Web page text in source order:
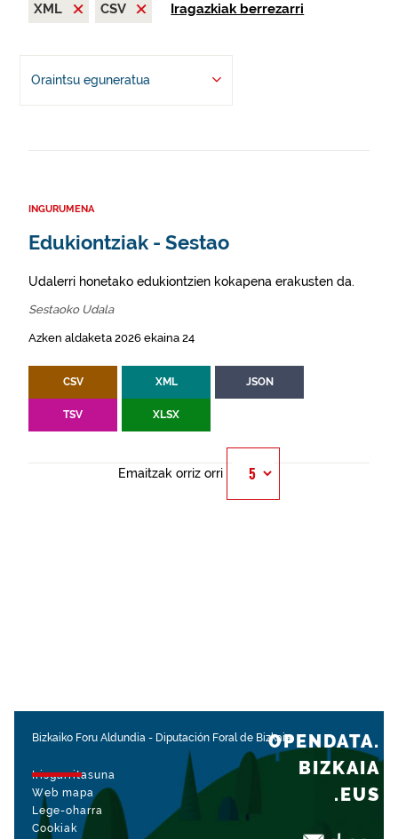
XML
CSV Iragazkiak berrezarri
Oraintsu eguneratua
INGURUMENA
Edukiontziak - Sestao
Udalerri honetako edukiontzien kokapena erakusten da.
Sestaoko Udala
Azken aldaketa 2026 ekaina 24
CSV XML JSON
TSV XLSX
Emaitzak orriz orri
Bizkaiko Foru Aldundia - Diputación Foral de Bizkaia
Irisgarritasuna
Web mapa
Lege-oharra
Cookiak
OPENDATA.
BIZKAIA
.EUS